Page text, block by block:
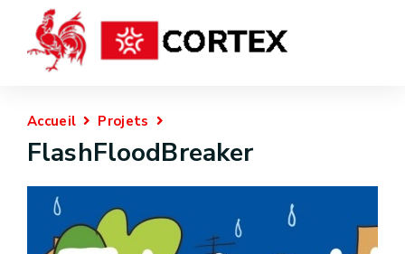
Accueil Projets
FlashFloodBreaker